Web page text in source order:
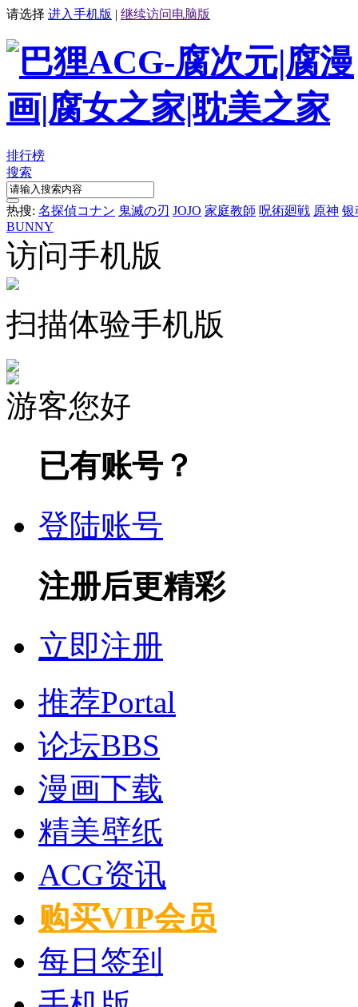
请选择 进入手机版 | 继续访问电脑版
排行榜
搜索
热搜: 名探偵コナン 鬼滅の刃 JOJO 家庭教師 呪術廻戦 原神 银
BUNNY
访问手机版
扫描体验手机版
游客您好
已有账号？
登陆账号
注册后更精彩
立即注册
推荐Portal
论坛BBS
漫画下载
精美壁纸
ACG资讯
购买VIP会员
每日签到